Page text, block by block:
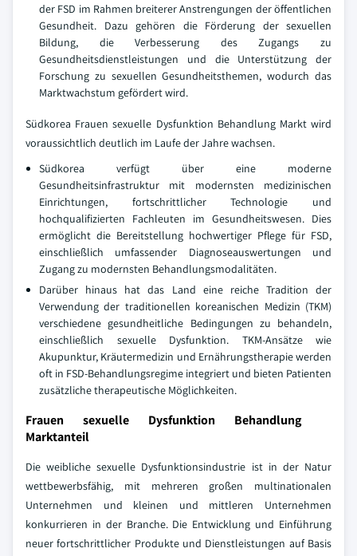
der FSD im Rahmen breiterer Anstrengungen der öffentlichen
Gesundheit. Dazu gehören die Förderung der sexuellen
Bildung, die Verbesserung des Zugangs zu
Gesundheitsdienstleistungen und die Unterstützung der
Forschung zu sexuellen Gesundheitsthemen, wodurch das
Marktwachstum gefördert wird.
Südkorea Frauen sexuelle Dysfunktion Behandlung Markt wird
voraussichtlich deutlich im Laufe der Jahre wachsen.
Südkorea verfügt über eine moderne
Gesundheitsinfrastruktur mit modernsten medizinischen
Einrichtungen, fortschrittlicher Technologie und
hochqualifizierten Fachleuten im Gesundheitswesen. Dies
ermöglicht die Bereitstellung hochwertiger Pflege für FSD,
einschließlich umfassender Diagnoseauswertungen und
Zugang zu modernsten Behandlungsmodalitäten.
Darüber hinaus hat das Land eine reiche Tradition der
Verwendung der traditionellen koreanischen Medizin (TKM)
verschiedene gesundheitliche Bedingungen zu behandeln,
einschließlich sexuelle Dysfunktion. TKM-Ansätze wie
Akupunktur, Kräutermedizin und Ernährungstherapie werden
oft in FSD-Behandlungsregime integriert und bieten Patienten
zusätzliche therapeutische Möglichkeiten.
Frauen sexuelle Dysfunktion Behandlung
Marktanteil
Die weibliche sexuelle Dysfunktionsindustrie ist in der Natur
wettbewerbsfähig, mit mehreren großen multinationalen
Unternehmen und kleinen und mittleren Unternehmen
konkurrieren in der Branche. Die Entwicklung und Einführung
neuer fortschrittlicher Produkte und Dienstleistungen auf Basis